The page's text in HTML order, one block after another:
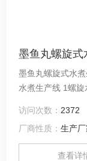
墨鱼丸螺旋式
墨鱼丸螺旋式水
水煮生产线 1螺旋
单，直观显示产
多种工艺配方，
料速度，水煮温
访问次数： 2372
厂商性质：生产厂
查看详